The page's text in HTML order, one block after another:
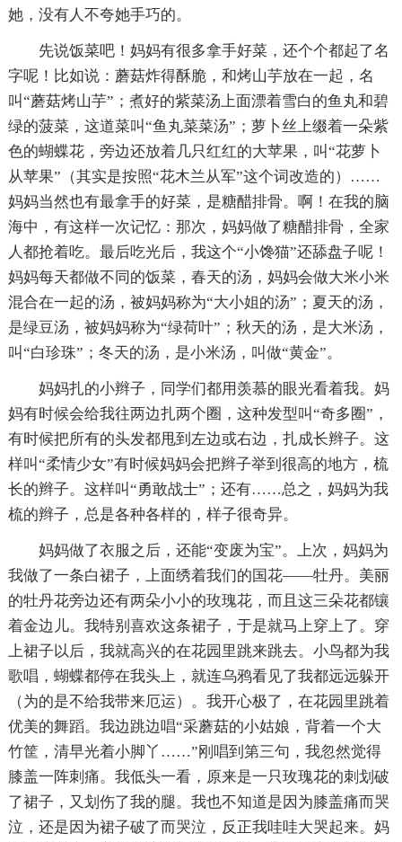
她，没有人不夸她手巧的。
先说饭菜吧！妈妈有很多拿手好菜，还个个都起了名
字呢！比如说：蘑菇炸得酥脆，和烤山芋放在一起，名
叫“蘑菇烤山芋”；煮好的紫菜汤上面漂着雪白的鱼丸和碧
绿的菠菜，这道菜叫“鱼丸菜菜汤”；萝卜丝上缀着一朵紫
色的蝴蝶花，旁边还放着几只红红的大苹果，叫“花萝卜
从苹果”（其实是按照“花木兰从军”这个词改造的）……
妈妈当然也有最拿手的好菜，是糖醋排骨。啊！在我的脑
海中，有这样一次记忆：那次，妈妈做了糖醋排骨，全家
人都抢着吃。最后吃光后，我这个“小馋猫”还舔盘子呢！
妈妈每天都做不同的饭菜，春天的汤，妈妈会做大米小米
混合在一起的汤，被妈妈称为“大小姐的汤”；夏天的汤，
是绿豆汤，被妈妈称为“绿荷叶”；秋天的汤，是大米汤，
叫“白珍珠”；冬天的汤，是小米汤，叫做“黄金”。
妈妈扎的小辫子，同学们都用羡慕的眼光看着我。妈
妈有时候会给我往两边扎两个圈，这种发型叫“奇多圈”，
有时候把所有的头发都甩到左边或右边，扎成长辫子。这
样叫“柔情少女”有时候妈妈会把辫子举到很高的地方，梳
长的辫子。这样叫“勇敢战士”；还有……总之，妈妈为我
梳的辫子，总是各种各样的，样子很奇异。
妈妈做了衣服之后，还能“变废为宝”。上次，妈妈为
我做了一条白裙子，上面绣着我们的国花——牡丹。美丽
的牡丹花旁边还有两朵小小的玫瑰花，而且这三朵花都镶
着金边儿。我特别喜欢这条裙子，于是就马上穿上了。穿
上裙子以后，我就高兴的在花园里跳来跳去。小鸟都为我
歌唱，蝴蝶都停在我头上，就连乌鸦看见了我都远远躲开
（为的是不给我带来厄运）。我开心极了，在花园里跳着
优美的舞蹈。我边跳边唱“采蘑菇的小姑娘，背着一个大
竹筐，清早光着小脚丫……”刚唱到第三句，我忽然觉得
膝盖一阵刺痛。我低头一看，原来是一只玫瑰花的刺划破
了裙子，又划伤了我的腿。我也不知道是因为膝盖痛而哭
泣，还是因为裙子破了而哭泣，反正我哇哇大哭起来。妈